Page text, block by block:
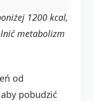
1200 kcal,
metabolizm
od
pobudzić